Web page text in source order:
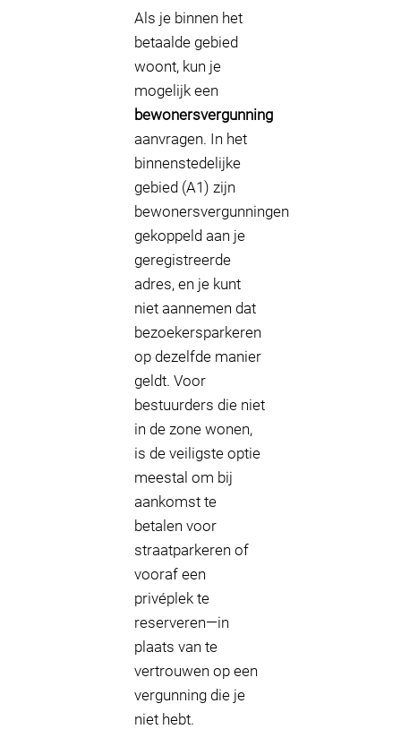
Als je binnen het
betaalde gebied
woont, kun je
mogelijk een
bewonersvergunning
aanvragen. In het
binnenstedelijke
gebied (A1) zijn
bewonersvergunningen
gekoppeld aan je
geregistreerde
adres, en je kunt
niet aannemen dat
bezoekersparkeren
op dezelfde manier
geldt. Voor
bestuurders die niet
in de zone wonen,
is de veiligste optie
meestal om bij
aankomst te
betalen voor
straatparkeren of
vooraf een
privéplek te
reserveren—in
plaats van te
vertrouwen op een
vergunning die je
niet hebt.